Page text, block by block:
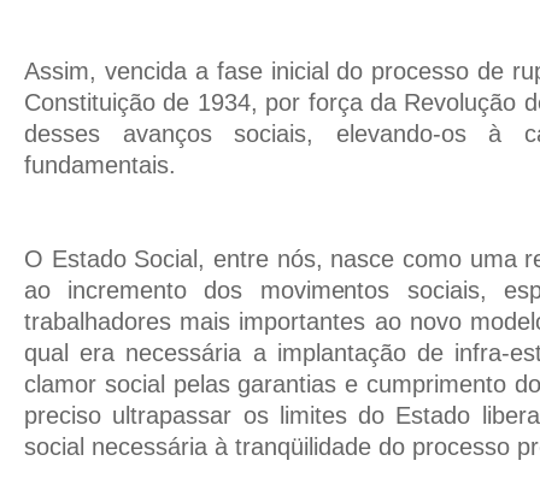
Assim, vencida a fase inicial do processo de
Constituição de 1934, por força da Revolução
desses avanços sociais, elevando-os à
fundamentais.
O Estado Social, entre nós, nasce como uma
ao incremento dos movimentos sociais,
trabalhadores mais importantes ao novo
qual era necessária a implantação de infra-
clamor social pelas garantias e cumprimento
preciso ultrapassar os limites do Estado
social necessária à tranqüilidade do processo